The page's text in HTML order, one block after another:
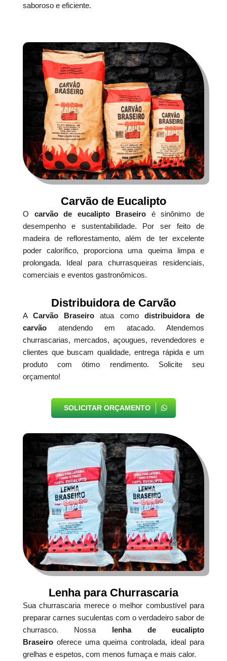
saboroso e eficiente.
Carvão de Eucalipto
O carvão de eucalipto Braseiroé sinônimo de
desempenho e sustentabilidade. Por ser feito de
madeira de reflorestamento, além de ter excelente
poder calorífico, proporciona uma queima limpa e
prolongada. Ideal para churrasqueiras residenciais,
comerciais e eventos gastronômicos.
Distribuidora de Carvão
ACarvão Braseiro atua como distribuidora de
carvãoatendendo em atacado. Atendemos
churrascarias, mercados, açougues, revendedores e
clientes que buscam qualidade, entrega rápida e um
produto com ótimo rendimento. Solicite seu
orçamento!
SOLICITAR ORÇAMENTO
Lenha para Churrascaria
Sua churrascaria merece o melhor combustível para
preparar carnes suculentas com o verdadeiro sabor de
churrasco. Nossa lenha de eucalipto
Braseirooferece uma queima controlada, ideal para
grelhas e espetos, com menos fumaça e mais calor.